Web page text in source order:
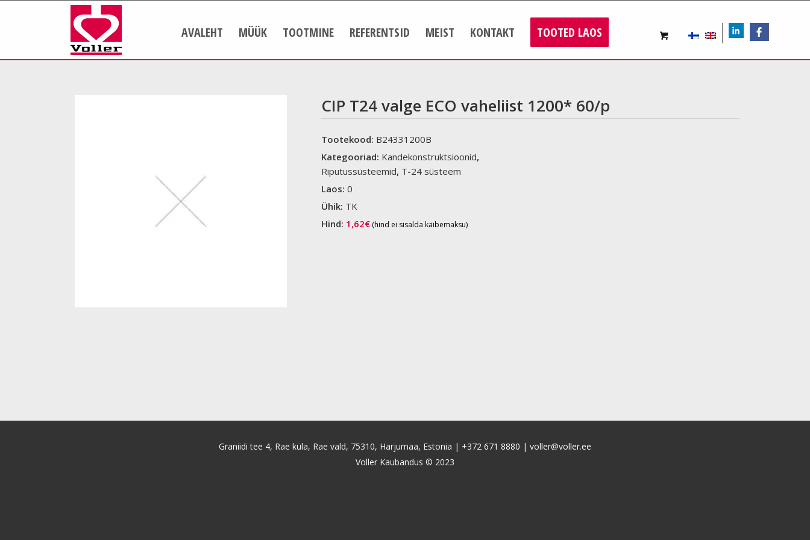
FB
LIn
AVALEHT MÜÜK TOOTMINE REFERENTSID MEIST KONTAKT TOOTED LAOS
CIP T24 valge ECO vaheliist 1200* 60/p
Tootekood: B24331200B
Kategooriad: Kandekonstruktsioonid,
Riputussüsteemid, T-24 süsteem
Laos:0
Ühik: TK
Hind: 1,62€ (hind ei sisalda käibemaksu)
Graniidi tee 4, Rae küla, Rae vald, 75310, Harjumaa, Estonia | +372 671 8880 | voller@voller.ee
Voller Kaubandus © 2023